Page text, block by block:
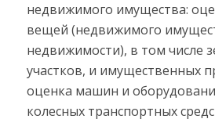
недвижимого имущества:
вещей (недвижимого
недвижимости), в том числе
участков, и имущественных
оценка машин и
колесных транспортных